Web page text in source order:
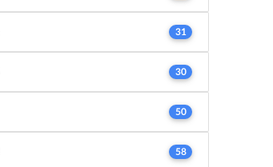
31
30
50
58